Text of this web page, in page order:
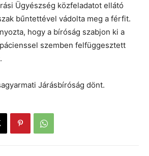
Ügyészség közfeladatot ellátó
bűntettével vádolta meg a férfit.
hogy a bíróság szabjon ki a
szemben felfüggesztett
Járásbíróság dönt.